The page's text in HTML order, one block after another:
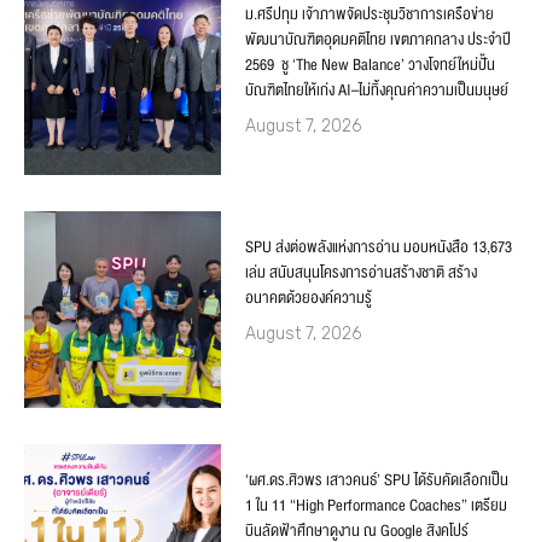
ม.ศรีปทุม เจ้าภาพจัดประชุมวิชาการเครือข่าย
พัฒนาบัณฑิตอุดมคติไทย เขตภาคกลาง ประจำปี
2569 ชู ‘The New Balance’ วางโจทย์ใหม่ปั้น
บัณฑิตไทยให้เก่ง AI–ไม่ทิ้งคุณค่าความเป็นมนุษย์
August 7, 2026
SPU ส่งต่อพลังแห่งการอ่าน มอบหนังสือ 13,673
เล่ม สนับสนุนโครงการอ่านสร้างชาติ สร้าง
อนาคตด้วยองค์ความรู้
August 7, 2026
‘ผศ.ดร.ศิวพร เสาวคนธ์’ SPU ได้รับคัดเลือกเป็น
1 ใน 11 “High Performance Coaches” เตรียม
บินลัดฟ้าศึกษาดูงาน ณ Google สิงคโปร์